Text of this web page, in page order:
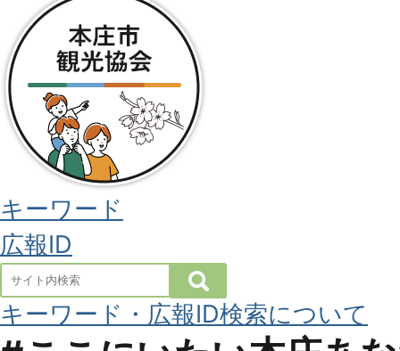
キーワード
広報ID
検
索
キーワード・広報ID検索について